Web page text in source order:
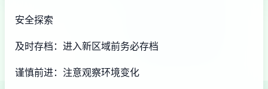
安全探索
及时存档：进入新区域前务必存档
谨慎前进：注意观察环境变化